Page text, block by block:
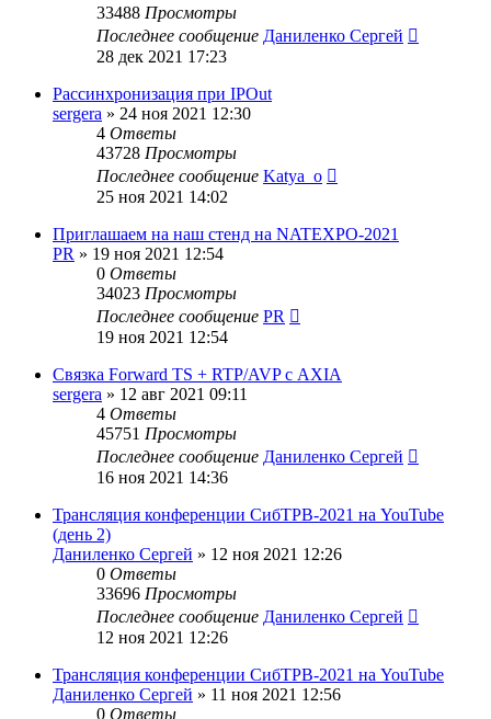
33488 Просмотры
Последнее сообщение Даниленко Сергей
28 дек 2021 17:23
Рассинхронизация при IPOut
sergera » 24 ноя 2021 12:30
4 Ответы
43728 Просмотры
Последнее сообщение Katya_o
25 ноя 2021 14:02
Приглашаем на наш стенд на NATEXPO-2021
PR » 19 ноя 2021 12:54
0 Ответы
34023 Просмотры
Последнее сообщение PR
19 ноя 2021 12:54
Связка Forward TS + RTP/AVP с AXIA
sergera » 12 авг 2021 09:11
4 Ответы
45751 Просмотры
Последнее сообщение Даниленко Сергей
16 ноя 2021 14:36
Трансляция конференции СибТРВ-2021 на YouTube
(день 2)
Даниленко Сергей » 12 ноя 2021 12:26
0 Ответы
33696 Просмотры
Последнее сообщение Даниленко Сергей
12 ноя 2021 12:26
Трансляция конференции СибТРВ-2021 на YouTube
Даниленко Сергей » 11 ноя 2021 12:56
0 Ответы